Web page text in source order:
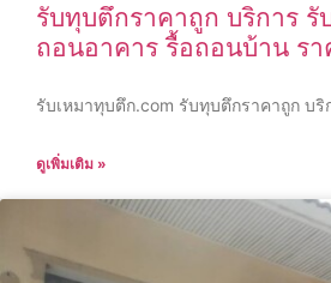
รับทุบตึกราคาถูก บริการ รั
ถอนอาคาร รื้อถอนบ้าน รา
รับเหมาทุบตึก.com รับทุบตึกราคาถูก บริ
ดูเพิ่มเติม »